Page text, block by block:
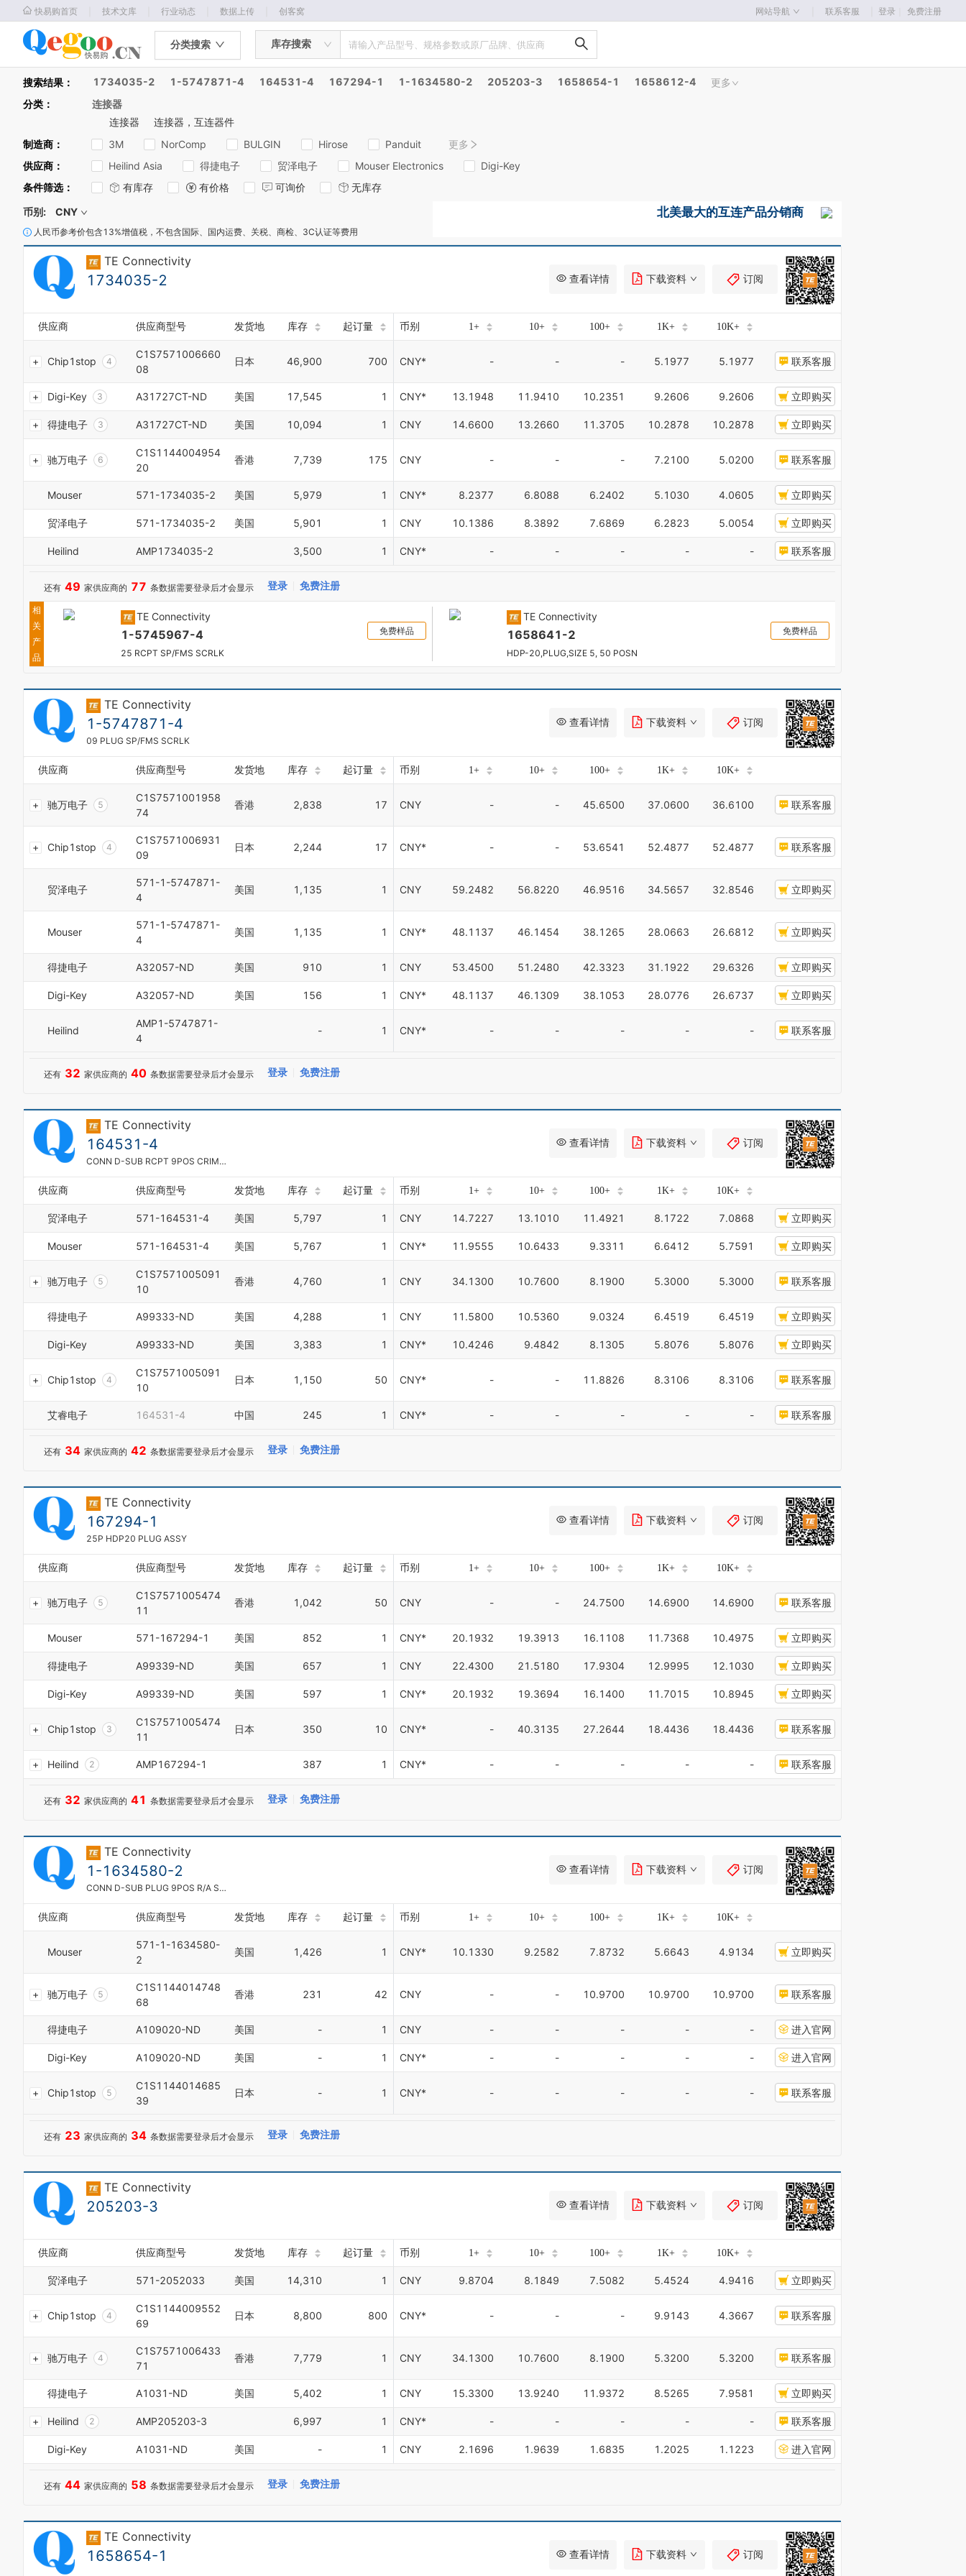
登录 免费注册
快易购首页 技术文库 行业动态 数据上传 创客窝 网站导航 联系客服
分类搜索 库存搜索 请输入产品型号、规格参数或原厂品牌、供应商
搜索结果： 1734035-2 1-5747871-4 164531-4 167294-1 1-1634580-2 205203-3 1658654-1 1658612-4 更多
分类 ：
连接器
连接器
连接器，互连器件
制造商 ： 3M NorComp BULGIN Hirose Panduit 更多
供应商 ： Heilind Asia 得捷电子 贸泽电子 Mouser Electronics
Digi-Key
条件筛选： 有库存 有价格 可询价
无库存
币别:
CNY
人民币参考价包含13%增值税，不包含国际、国内运费、关税、商检、3C认证等费用
TE Connectivity
1734035-2 查看详情 下载资料 订阅
供应商 供应商型号 发货地 库存 起订量 币别 1+ 10+ 100+ 1K+ 10K+
Chip1stop
0
2
5
6
7
8
9
4
8
1
C1S7571006660
08
日本 46,900 700 CNY* - - - 5.1977 5.1977 联系客服
Digi-Key
2
3
4
5
3
5
7
8
6
A31727CT-ND 美国 17,545 1 CNY* 13.1948 11.9410 10.2351 9.2606 9.2606 立即购买
得捷电子
0
3
9
1
3
5
6
4
A31727CT-ND 美国 10,094 1 CNY 14.6600 13.2660 11.3705 10.2878 10.2878 立即购买
驰万电子
0
1
2
3
4
9
1
2
3
4
6
5
6
C1S1144004954
20
香港 7,739 175 CNY - - - 7.2100 5.0200 联系客服
Mouser 571-1734035-2 美国 5,979 1 CNY* 8.2377 6.8088 6.2402 5.1030 4.0605 立即购买
贸泽电子 571-1734035-2 美国 5,901 1 CNY 10.1386 8.3892 7.6869 6.2823 5.0054 立即购买
Heilind AMP1734035-2 3,500 1 CNY* - - - - - 联系客服
还有 49 家供应商的 77 条数据需要登录后才会显示 登录 免费注册
相
关
产
品
TE Connectivity
1-5745967-4
25 RCPT SP/FMS SCRLK
免费样品
TE Connectivity
1658641-2
HDP-20,PLUG,SIZE 5, 50 POSN
免费样品
TE Connectivity
1-5747871-4
09 PLUG SP/FMS SCRLK
查看详情 下载资料 订阅
供应商 供应商型号 发货地 库存 起订量 币别 1+ 10+ 100+ 1K+ 10K+
驰万电子
0
1
7
8
1
5
8
C1S7571001958
74
香港 2,838 17 CNY - - 45.6500 37.0600 36.6100 联系客服
Chip1stop
3
4
5
6
7
1
4
C1S7571006931
09
日本 2,244 17 CNY* - - 53.6541 52.4877 52.4877 联系客服
贸泽电子
571-1-5747871-
4
美国 1,135 1 CNY 59.2482 56.8220 46.9516 34.5657 32.8546 立即购买
Mouser
571-1-5747871-
4
美国 1,135 1 CNY* 48.1137 46.1454 38.1265 28.0663 26.6812 立即购买
得捷电子 A32057-ND 美国 910 1 CNY 53.4500 51.2480 42.3323 31.1922 29.6326 立即购买
Digi-Key A32057-ND 美国 156 1 CNY* 48.1137 46.1309 38.1053 28.0776 26.6737 立即购买
Heilind
AMP1-5747871-
4
- 1 CNY* - - - - - 联系客服
还有 32 家供应商的 40 条数据需要登录后才会显示 登录 免费注册
TE Connectivity
164531-4
CONN D-SUB RCPT 9POS CRIMP SNAP
查看详情 下载资料 订阅
供应商 供应商型号 发货地 库存 起订量 币别 1+ 10+ 100+ 1K+ 10K+
贸泽电子 571-164531-4 美国 5,797 1 CNY 14.7227 13.1010 11.4921 8.1722 7.0868 立即购买
Mouser 571-164531-4 美国 5,767 1 CNY* 11.9555 10.6433 9.3311 6.6412 5.7591 立即购买
驰万电子
1
3
4
5
6
7
5
2
7
C1S7571005091
10
香港 4,760 1 CNY 34.1300 10.7600 8.1900 5.3000 5.3000 联系客服
得捷电子 A99333-ND 美国 4,288 1 CNY 11.5800 10.5360 9.0324 6.4519 6.4519 立即购买
Digi-Key A99333-ND 美国 3,383 1 CNY* 10.4246 9.4842 8.1305 5.8076 5.8076 立即购买
Chip1stop
7
4
9
3
4
5
C1S7571005091
10
日本 1,150 50 CNY* - - 11.8826 8.3106 8.3106 联系客服
艾睿电子 164531-4 中国 245 1 CNY* - - - - - 联系客服
还有 34 家供应商的 42 条数据需要登录后才会显示 登录 免费注册
TE Connectivity
167294-1
25P HDP20 PLUG ASSY
查看详情 下载资料 订阅
供应商 供应商型号 发货地 库存 起订量 币别 1+ 10+ 100+ 1K+ 10K+
驰万电子
0
5
7
8
9
0
1
5
4
6
9
C1S7571005474
11
香港 1,042 50 CNY - - 24.7500 14.6900 14.6900 联系客服
Mouser 571-167294-1 美国 852 1 CNY* 20.1932 19.3913 16.1108 11.7368 10.4975 立即购买
得捷电子 A99339-ND 美国 657 1 CNY 22.4300 21.5180 17.9304 12.9995 12.1030 立即购买
Digi-Key A99339-ND 美国 597 1 CNY* 20.1932 19.3694 16.1400 11.7015 10.8945 立即购买
Chip1stop
0
4
3
8
2
4
C1S7571005474
11
日本 350 10 CNY* - 40.3135 27.2644 18.4436 18.4436 联系客服
Heilind
1
0
2
5
7
8
9
0
1
8
AMP167294-1 387 1 CNY* - - - - - 联系客服
还有 32 家供应商的 41 条数据需要登录后才会显示 登录 免费注册
TE Connectivity
1-1634580-2
CONN D-SUB PLUG 9POS R/A SOLDER
查看详情 下载资料 订阅
供应商 供应商型号 发货地 库存 起订量 币别 1+ 10+ 100+ 1K+ 10K+
Mouser
571-1-1634580-
2
美国 1,426 1 CNY* 10.1330 9.2582 7.8732 5.6643 4.9134 立即购买
驰万电子
2
4
5
8
5
2
5
8
9
C1S1144014748
68
香港 231 42 CNY - - 10.9700 10.9700 10.9700 联系客服
得捷电子 A109020-ND 美国 - 1 CNY - - - - - 进入官网
Digi-Key A109020-ND 美国 - 1 CNY* - - - - - 进入官网
Chip1stop
0
1
8
5
8
2
3
C1S1144014685
39
日本 - 1 CNY* - - - - - 联系客服
还有 23 家供应商的 34 条数据需要登录后才会显示 登录 免费注册
TE Connectivity
205203-3 查看详情 下载资料 订阅
供应商 供应商型号 发货地 库存 起订量 币别 1+ 10+ 100+ 1K+ 10K+
贸泽电子 571-2052033 美国 14,310 1 CNY 9.8704 8.1849 7.5082 5.4524 4.9416 立即购买
Chip1stop
2
4
5
6
7
4
7
6
9
C1S1144009552
69
日本 8,800 800 CNY* - - - 9.9143 4.3667 联系客服
驰万电子
1
2
3
4
1
4
8
3
6
7
8
C1S7571006433
71
香港 7,779 1 CNY 34.1300 10.7600 8.1900 5.3200 5.3200 联系客服
得捷电子 A1031-ND 美国 5,402 1 CNY 15.3300 13.9240 11.9372 8.5265 7.9581 立即购买
Heilind
5
8
2
7
9
0
1
AMP205203-3 6,997 1 CNY* - - - - - 联系客服
Digi-Key A1031-ND 美国 - 1 CNY 2.1696 1.9639 1.6835 1.2025 1.1223 进入官网
还有 44 家供应商的 58 条数据需要登录后才会显示 登录 免费注册
TE Connectivity
1658654-1 查看详情 下载资料 订阅
2
4
5
6
7